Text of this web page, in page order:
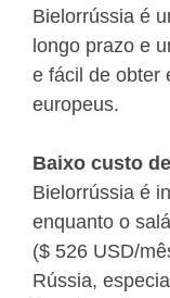
Bielorrússia é
longo prazo e
e fácil de obter
europeus.
Baixo custo
Bielorrússia é
enquanto o
($ 526 USD/
Rússia,